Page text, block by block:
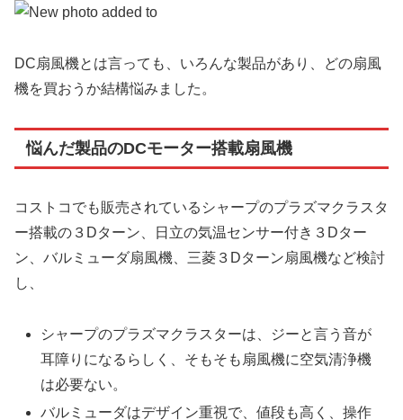
DC扇風機とは言っても、いろんな製品があり、どの扇風
機を買おうか結構悩みました。
悩んだ製品のDCモーター搭載扇風機
コストコでも販売されているシャープのプラズマクラスタ
ー搭載の３Dターン、日立の気温センサー付き３Dター
ン、バルミューダ扇風機、三菱３Dターン扇風機など検討
し、
シャープのプラズマクラスターは、ジーと言う音が
耳障りになるらしく、そもそも扇風機に空気清浄機
は必要ない。
バルミューダはデザイン重視で、値段も高く、操作